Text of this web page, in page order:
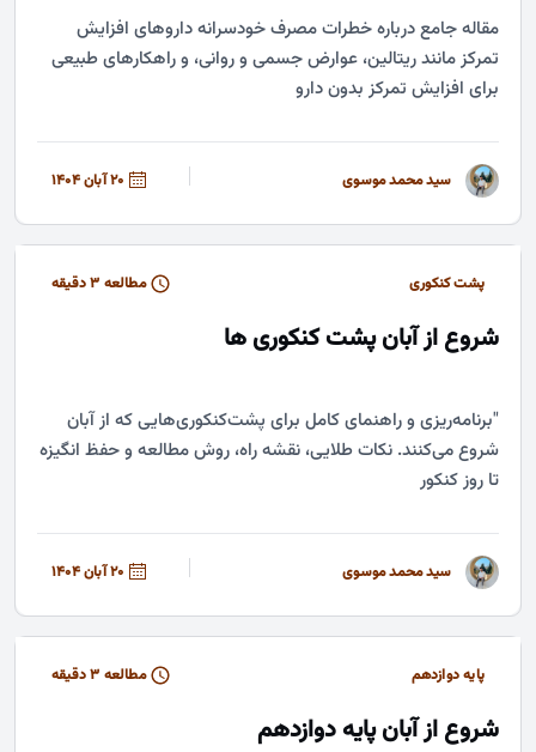
مقاله جامع درباره خطرات مصرف خودسرانه داروهای افزایش
تمرکز مانند ریتالین، عوارض جسمی و روانی، و راهکارهای طبیعی
برای افزایش تمرکز بدون دارو
سید محمد موسوی
پشت کنکوری مطالعه ۳ دقیقه
شروع از آبان پشت کنکوری ها
"برنامه‌ریزی و راهنمای کامل برای پشت‌کنکوری‌هایی که از آبان
شروع می‌کنند. نکات طلایی، نقشه راه، روش مطالعه و حفظ انگیزه
تا روز کنکور
سید محمد موسوی
پایه دوازدهم مطالعه ۳ دقیقه
شروع از آبان پایه دوازدهم